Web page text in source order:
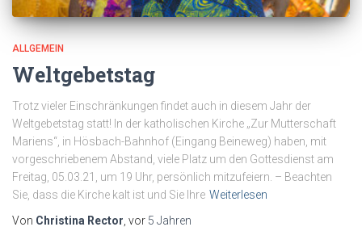
ALLGEMEIN
Weltgebetstag
Trotz vieler Einschränkungen findet auch in diesem Jahr der
Weltgebetstag statt! In der katholischen Kirche „Zur Mutterschaft
Mariens“, in Hösbach-Bahnhof (Eingang Beineweg) haben, mit
vorgeschriebenem Abstand, viele Platz um den Gottesdienst am
Freitag, 05.03.21, um 19 Uhr, persönlich mitzufeiern. – Beachten
Sie, dass die Kirche kalt ist und Sie Ihre Weiterlesen
Von Christina Rector , vor 5 Jahren